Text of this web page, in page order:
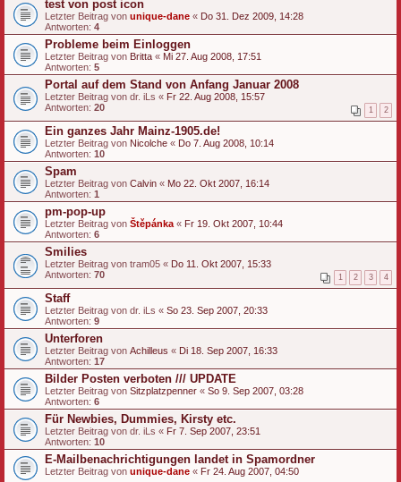
test von post icon
Letzter Beitrag von unique-dane « Do 31. Dez 2009, 14:28
Antworten: 4
Probleme beim Einloggen
Letzter Beitrag von Britta « Mi 27. Aug 2008, 17:51
Antworten: 5
Portal auf dem Stand von Anfang Januar 2008
Letzter Beitrag von dr. iLs « Fr 22. Aug 2008, 15:57
Antworten: 20 1 2
Ein ganzes Jahr Mainz-1905.de!
Letzter Beitrag von Nicolche « Do 7. Aug 2008, 10:14
Antworten: 10
Spam
Letzter Beitrag von Calvin « Mo 22. Okt 2007, 16:14
Antworten: 1
pm-pop-up
Letzter Beitrag von Štěpánka « Fr 19. Okt 2007, 10:44
Antworten: 6
Smilies
Letzter Beitrag von tram05 « Do 11. Okt 2007, 15:33
Antworten: 70 1 2 3 4
Staff
Letzter Beitrag von dr. iLs « So 23. Sep 2007, 20:33
Antworten: 9
Unterforen
Letzter Beitrag von Achilleus « Di 18. Sep 2007, 16:33
Antworten: 17
Bilder Posten verboten /// UPDATE
Letzter Beitrag von Sitzplatzpenner « So 9. Sep 2007, 03:28
Antworten: 6
Für Newbies, Dummies, Kirsty etc.
Letzter Beitrag von dr. iLs « Fr 7. Sep 2007, 23:51
Antworten: 10
E-Mailbenachrichtigungen landet in Spamordner
Letzter Beitrag von unique-dane « Fr 24. Aug 2007, 04:50